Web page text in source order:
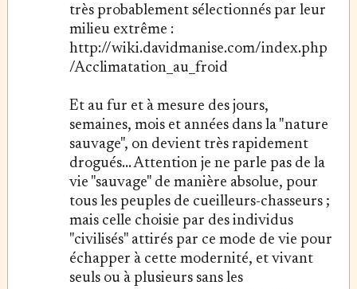
très probablement sélectionnés par leur
milieu extrême :
http://wiki.davidmanise.com/index.php
/Acclimatation_au_froid
Et au fur et à mesure des jours,
semaines, mois et années dans la "nature
sauvage", on devient très rapidement
drogués... Attention je ne parle pas de la
vie "sauvage" de manière absolue, pour
tous les peuples de cueilleurs-chasseurs ;
mais celle choisie par des individus
"civilisés" attirés par ce mode de vie pour
échapper à cette modernité, et vivant
seuls ou à plusieurs sans les